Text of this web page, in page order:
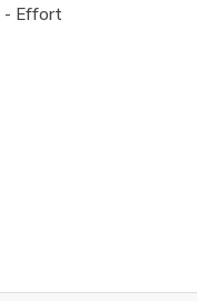
- Effort